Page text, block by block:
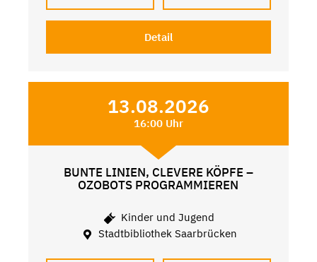
Detail
13.08.2026
16:00 Uhr
BUNTE LINIEN, CLEVERE KÖPFE –
OZOBOTS PROGRAMMIEREN
Kinder und Jugend
Stadtbibliothek Saarbrücken